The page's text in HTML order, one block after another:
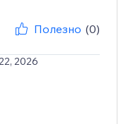
Полезно (0)
2026